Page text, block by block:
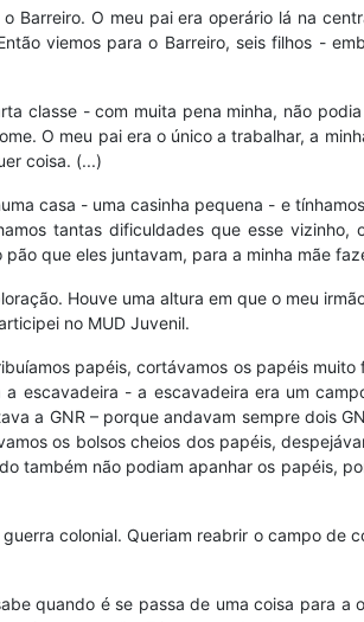
Barreiro. O meu pai era operário lá na
viemos para o Barreiro, seis filhos -
classe - com muita pena minha, não
O meu pai era o único a trabalhar, a
coisa. (...)
casa - uma casinha pequena - e
tantas dificuldades que esse
que eles juntavam, para a minha mãe
Houve uma altura em que o meu
no MUD Juvenil.
papéis, cortávamos os papéis
escavadeira - a escavadeira era um
a GNR – porque andavam sempre dois
os bolsos cheios dos papéis,
também não podiam apanhar os papéis,
colonial. Queriam reabrir o campo
quando é se passa de uma coisa para